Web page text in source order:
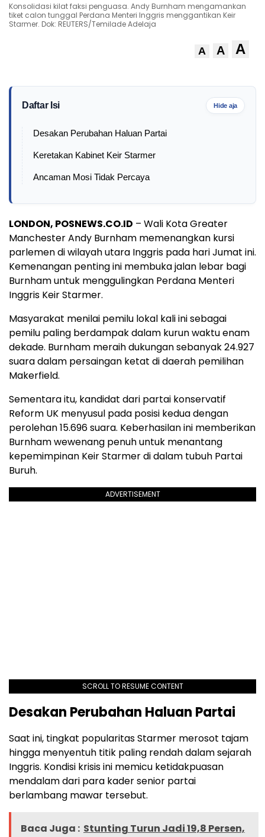
Konsolidasi kilat faksi penguasa. Andy Burnham mengamankan
tiket calon tunggal Perdana Menteri Inggris menggantikan Keir
Starmer. Dok: REUTERS/Temilade Adelaja
A A A
Daftar Isi Hide aja
Desakan Perubahan Haluan Partai
Keretakan Kabinet Keir Starmer
Ancaman Mosi Tidak Percaya
LONDON, POSNEWS.CO.ID – Wali Kota Greater
Manchester Andy Burnham memenangkan kursi
parlemen di wilayah utara Inggris pada hari Jumat ini.
Kemenangan penting ini membuka jalan lebar bagi
Burnham untuk menggulingkan Perdana Menteri
Inggris Keir Starmer.
Masyarakat menilai pemilu lokal kali ini sebagai
pemilu paling berdampak dalam kurun waktu enam
dekade. Burnham meraih dukungan sebanyak 24.927
suara dalam persaingan ketat di daerah pemilihan
Makerfield.
Sementara itu, kandidat dari partai konservatif
Reform UK menyusul pada posisi kedua dengan
perolehan 15.696 suara. Keberhasilan ini memberikan
Burnham wewenang penuh untuk menantang
kepemimpinan Keir Starmer di dalam tubuh Partai
Buruh.
ADVERTISEMENT
SCROLL TO RESUME CONTENT
Desakan Perubahan Haluan Partai
Saat ini, tingkat popularitas Starmer merosot tajam
hingga menyentuh titik paling rendah dalam sejarah
Inggris. Kondisi krisis ini memicu ketidakpuasan
mendalam dari para kader senior partai
berlambang mawar tersebut.
Baca Juga : Stunting Turun Jadi 19,8 Persen,